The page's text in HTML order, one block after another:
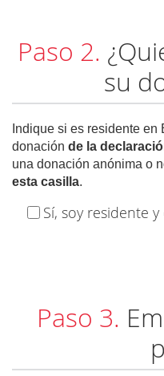
Paso 2.
su
Indique si es residente
donación de la
una donación anónima o
esta casilla.
Sí, soy residente
Paso 3.